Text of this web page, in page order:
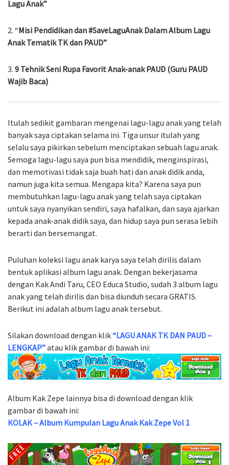
Lagu Anak”
2. “Misi Pendidikan dan #SaveLaguAnak Dalam Album Lagu
Anak Tematik TK dan PAUD”
3. 9 Tehnik Seni Rupa Favorit Anak-anak PAUD (Guru PAUD
Wajib Baca)
Itulah sedikit gambaran mengenai lagu-lagu anak yang telah
banyak saya ciptakan selama ini. Tiga unsur itulah yang
selalu saya pikirkan sebelum menciptakan sebuah lagu anak.
Semoga lagu-lagu saya pun bisa mendidik, menginspirasi,
dan memotivasi tidak saja buah hati dan anak didik anda,
namun juga kita semua. Mengapa kita? Karena saya pun
membutuhkan lagu-lagu anak yang telah saya ciptakan
untuk saya nyanyikan sendiri, saya hafalkan, dan saya ajarkan
kepada anak-anak didik saya, dan hidup saya pun serasa lebih
berarti dan bersemangat.
Puluhan koleksi lagu anak karya saya telah dirilis dalam
bentuk aplikasi album lagu anak. Dengan bekerjasama
dengan Kak Andi Taru, CEO Educa Studio, sudah 3 album lagu
anak yang telah dirilis dan bisa diunduh secara GRATIS.
Berikut ini adalah album lagu anak tersebut.
Silakan download dengan klik“LAGU ANAK TK DAN PAUD –
LENGKAP”atau klik gambar di bawah ini:
Album Kak Zepe lainnya bisa di download dengan klik
gambar di bawah ini:
KOLAK – Album Kumpulan Lagu Anak Kak Zepe Vol 1